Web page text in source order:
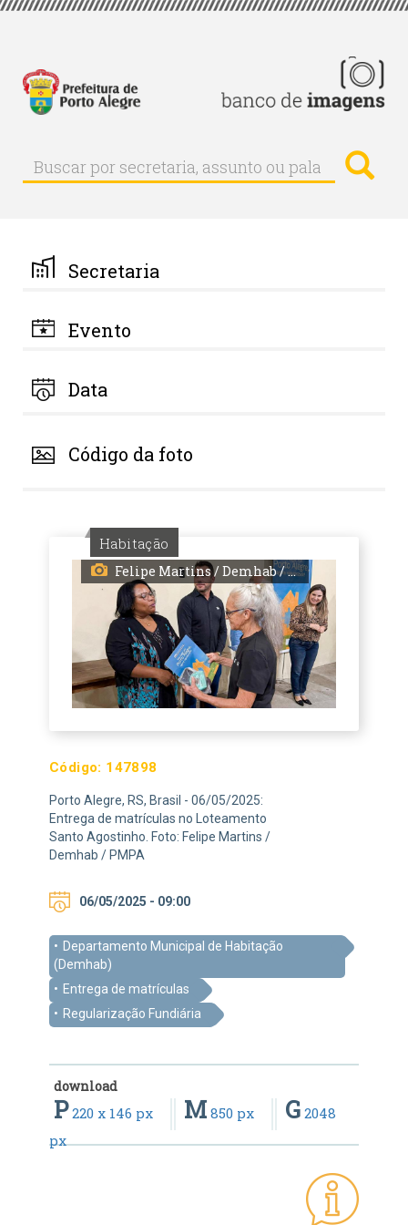
Pular
principal
Buscar
Buscar
por
palavra-
chave
Secretaria
Evento
Data
Código da foto
Habitação
Felipe Martins / Demhab / PMPA
Código: 147898
Porto Alegre, RS, Brasil - 06/05/2025:
Entrega de matrículas no Loteamento
Santo Agostinho. Foto: Felipe Martins /
Demhab / PMPA
06/05/2025 - 09:00
Departamento Municipal de Habitação
(Demhab)
Entrega de matrículas
Regularização Fundiária
download
P220 x 146 px M 850 px G 2048
px